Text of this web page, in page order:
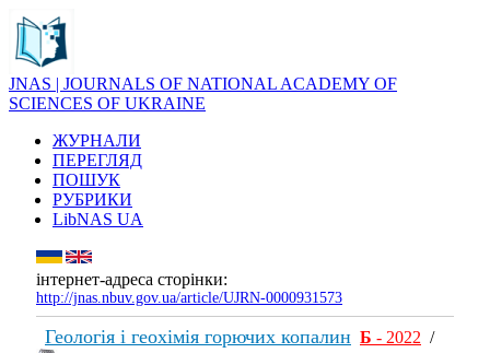
JNAS | JOURNALS OF NATIONAL ACADEMY OF
SCIENCES OF UKRAINE
ЖУРНАЛИ
ПЕРЕГЛЯД
ПОШУК
РУБРИКИ
LibNAS UA
інтернет-адреса сторінки:
http://jnas.nbuv.gov.ua/article/UJRN-0000931573
Геологія і геохімія горючих копалин Б - 2022 /